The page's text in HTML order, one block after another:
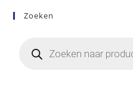
Zoeken
zoeken